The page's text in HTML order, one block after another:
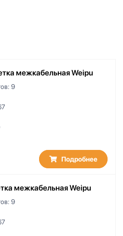
межкабельная Weipu
9
Подробнее
межкабельная Weipu
9